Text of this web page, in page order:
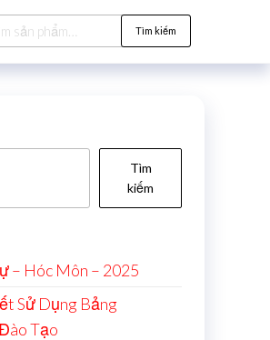
Tìm kiếm
Tìm
kiếm
– Hóc Môn – 2025
Sử Dụng Bảng
Tạo